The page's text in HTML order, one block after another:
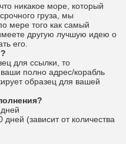
никакое море, который
груза, мы
мере того как самый
другую лучшую идею о
его.
для ссылки, то
полно адрес/корабль
образец для вашей
(зависит от количества